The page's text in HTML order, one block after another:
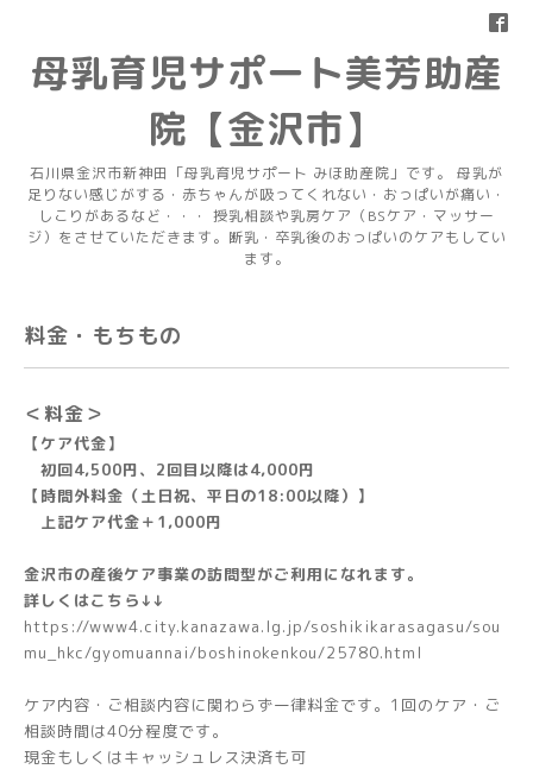
母乳育児サポート美芳助産
院【金沢市】
石川県金沢市新神田「母乳育児サポート みほ助産院」です。 母乳が
足りない感じがする・赤ちゃんが吸ってくれない・おっぱいが痛い・
しこりがあるなど・・・ 授乳相談や乳房ケア（BSケア・マッサー
ジ）をさせていただきます。断乳・卒乳後のおっぱいのケアもしてい
ます。
料金・もちもの
＜料金＞
【ケア代金】
初回4,500円、 2回目以降は4,000円
【時間外料金（土日祝、平日の18:00以降）】
上記ケア代金＋1,000円
金沢市の産後ケア事業の訪問型がご利用になれます。
詳しくはこちら↓↓
https://www4.city.kanazawa.lg.jp/soshikikarasagasu/sou
mu_hkc/gyomuannai/boshinokenkou/25780.html
ケア内容・ご相談内容に関わらず一律料金です。1回のケア・ご
相談時間は40分程度です。
現金もしくはキャッシュレス決済も可